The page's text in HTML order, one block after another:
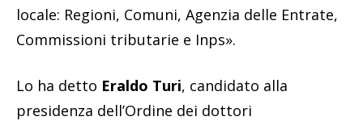
locale: Regioni, Comuni, Agenzia delle Entrate,
Commissioni tributarie e Inps».
Lo ha detto Eraldo Turi, candidato alla
presidenza dell’Ordine dei dottori